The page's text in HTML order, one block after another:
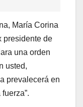
María Corina
presidente de
una orden
usted,
prevalecerá en